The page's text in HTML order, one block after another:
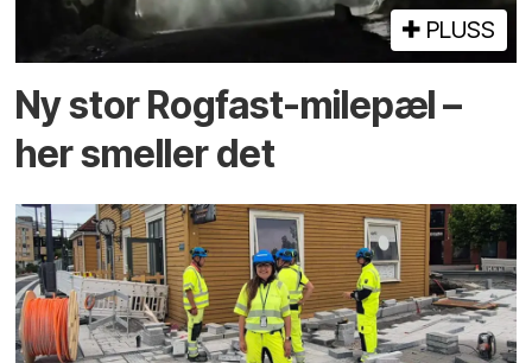
PLUSS
Ny stor Rogfast-milepæl –
her smeller det